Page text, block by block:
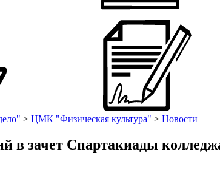
> ЦМК "Физическая культура" > Новости
в зачет Спартакиады